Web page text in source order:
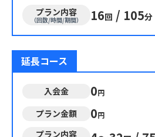
プラン内容
（回数/時間/期間） 16回 / 105分
延長コース
入会金 0円
プラン金額 0円
プラン内容